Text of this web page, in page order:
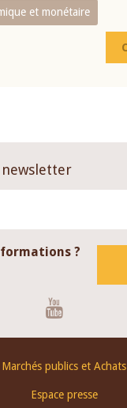
et monétaire
?
Marchés publics et Achats
Espace presse